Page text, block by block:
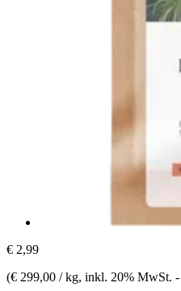
€ 2,99
(€ 299,00 / kg, inkl. 20% MwSt. -